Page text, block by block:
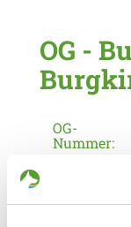
OG -
OG-
Nummer: